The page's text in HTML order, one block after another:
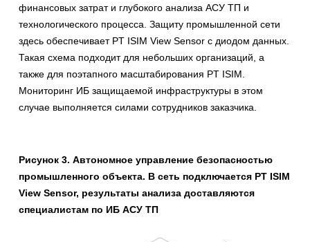
финансовых затрат и глубокого анализа АСУ ТП и
технологического процесса. Защиту промышленной сети
здесь обеспечивает PT ISIM View Sensor с диодом данных.
Такая схема подходит для небольших организаций, а
также для поэтапного масштабирования PT ISIM.
Мониторинг ИБ защищаемой инфраструктуры в этом
случае выполняется силами сотрудников заказчика.
Рисунок 3. Автономное управление безопасностью
промышленного объекта. В сеть подключается PT ISIM
View Sensor, результаты анализа доставляются
специалистам по ИБ АСУ ТП